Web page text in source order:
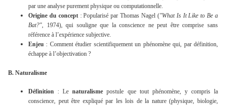
par une analyse purement physique ou computationnelle.
Origine du concept: Popularisé par Thomas Nagel ("What Is It Like to Be a
Bat?", 1974), qui souligne que la conscience ne peut être comprise sans
référence à l’expérience subjective.
Enjeu : Comment étudier scientifiquement un phénomène qui, par définition,
échappe à l’objectivation ?
B. Naturalisme
Définition : Lenaturalisme postule que tout phénomène, y compris la
conscience, peut être expliqué par les lois de la nature (physique, biologie,